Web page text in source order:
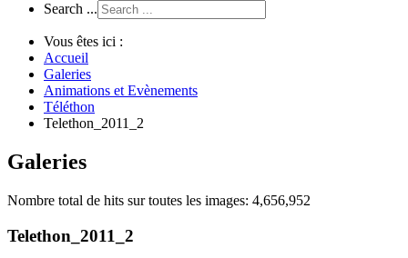
Search ...
Vous êtes ici :
Accueil
Galeries
Animations et Evènements
Téléthon
Telethon_2011_2
Galeries
Nombre total de hits sur toutes les images: 4,656,952
Telethon_2011_2